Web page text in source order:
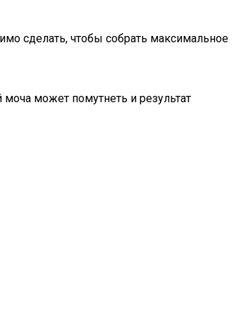
сделать, чтобы собрать максимальное
может помутнеть и результат